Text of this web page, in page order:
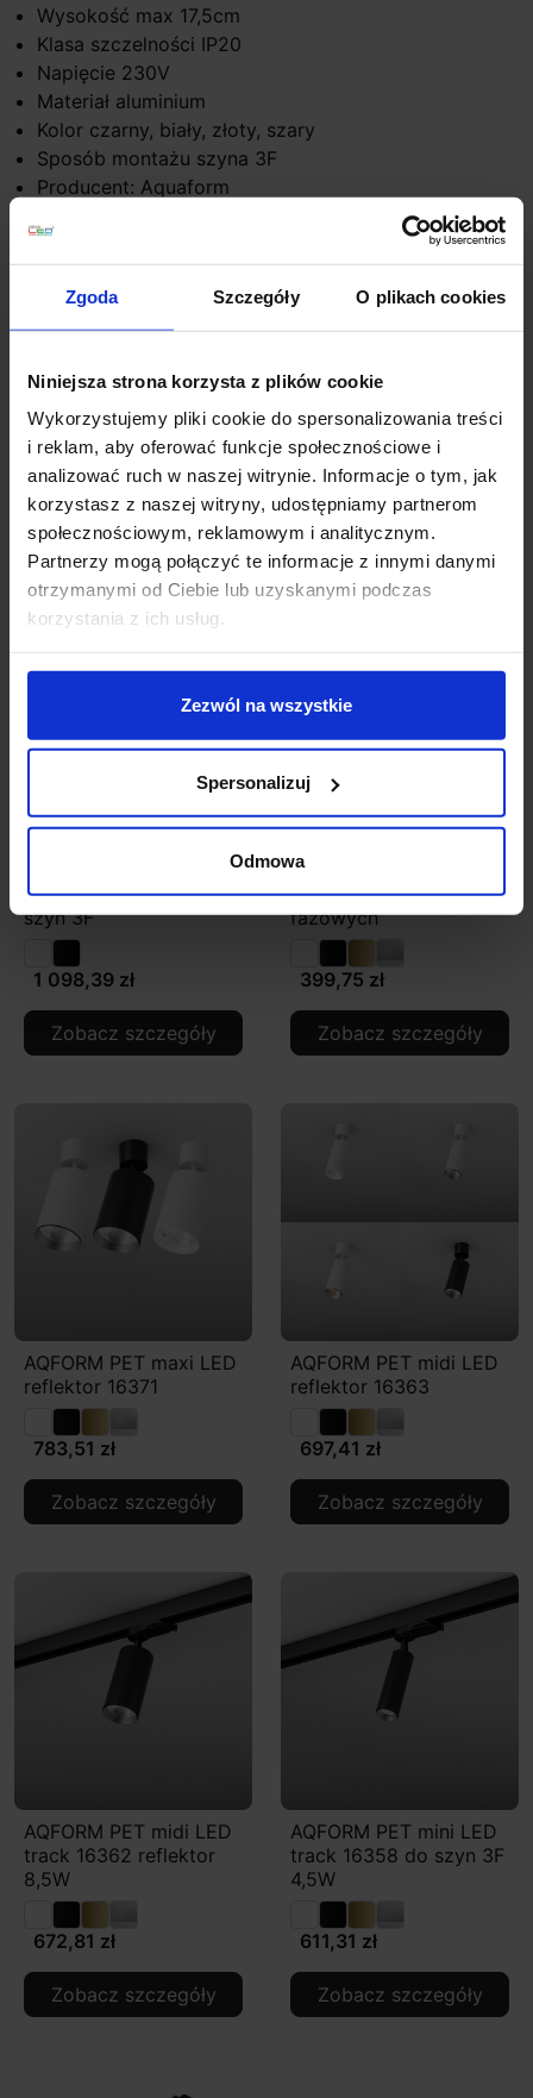
Zgoda Szczegóły O plikach cookies
Niniejsza strona korzysta z plików cookie
Wykorzystujemy pliki cookie do spersonalizowania treści
i reklam, aby oferować funkcje społecznościowe i
analizować ruch w naszej witrynie. Informacje o tym, jak
korzystasz z naszej witryny, udostępniamy partnerom
społecznościowym, reklamowym i analitycznym.
Partnerzy mogą połączyć te informacje z innymi danymi
otrzymanymi od Ciebie lub uzyskanymi podczas
korzystania z ich usług.
Zezwól na wszystkie
Spersonalizuj
Odmowa
Wysokość max 17,5cm
Klasa szczelności IP20
Napięcie 230V
Materiał aluminium
Kolor czarny, biały, złoty, szary
Sposób montażu szyna 3F
Producent: Aquaform
Dodatkowe informacje:
zawiera zintegrowane źródło światła i zasilacz
Produkt przygotowywany na indywidualne
typu towar nie podlega zwrotowi
Szczegóły produktu
Zobacz także
LED track 16446 do
szyn 3F
1 098,39 zł
Zobacz szczegóły
AQFORM PET 230V
track 12548 do szyn 3
fazowych
399,75 zł
Zobacz szczegóły
AQFORM PET maxi LED
reflektor 16371
783,51 zł
Zobacz szczegóły
AQFORM PET midi LED
reflektor 16363
697,41 zł
Zobacz szczegóły
AQFORM PET midi LED
track 16362 reflektor
8,5W
672,81 zł
Zobacz szczegóły
AQFORM PET mini LED
track 16358 do szyn 3F
4,5W
611,31 zł
Zobacz szczegóły